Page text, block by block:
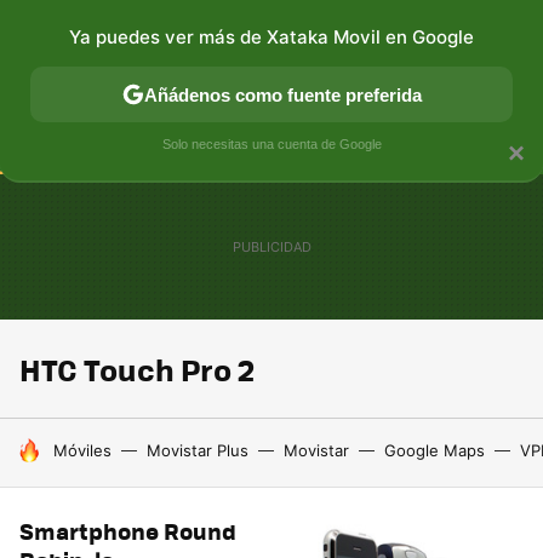
CONECTIVIDAD MÓVIL Y SOCIEDAD APLICACIONES
HTC Touch Pro 2
HOY SE HABLA DE
Móviles Movistar Plus Movistar Google Maps
Smartphone Round
×
Ya puedes ver más de Xataka Movil en Google
Añádenos como fuente preferida
Solo necesitas una cuenta de Google